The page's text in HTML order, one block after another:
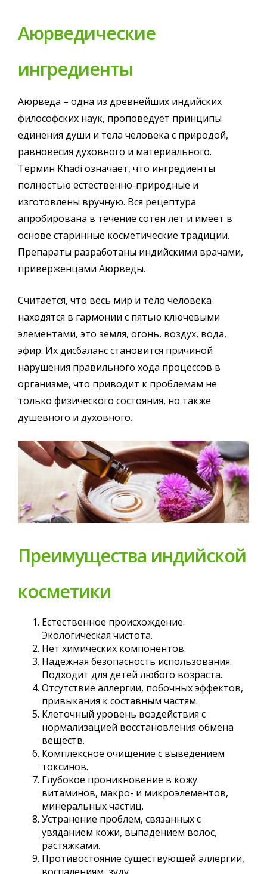
Аюрведические
ингредиенты
Аюрведа – одна из древнейших индийских
философских наук, проповедует принципы
единения души и тела человека с природой,
равновесия духовного и материального.
Термин Khadi означает, что ингредиенты
полностью естественно-природные и
изготовлены вручную. Вся рецептура
апробирована в течение сотен лет и имеет в
основе старинные косметические традиции.
Препараты разработаны индийскими врачами,
приверженцами Аюрведы.
Считается, что весь мир и тело человека
находятся в гармонии с пятью ключевыми
элементами, это земля, огонь, воздух, вода,
эфир. Их дисбаланс становится причиной
нарушения правильного хода процессов в
организме, что приводит к проблемам не
только физического состояния, но также
душевного и духовного.
Преимущества индийской
косметики
Естественное происхождение.
Экологическая чистота.
Нет химических компонентов.
Надежная безопасность использования.
Подходит для детей любого возраста.
Отсутствие аллергии, побочных эффектов,
привыкания к составным частям.
Клеточный уровень воздействия с
нормализацией восстановления обмена
веществ.
Комплексное очищение с выведением
токсинов.
Глубокое проникновение в кожу
витаминов, макро- и микроэлементов,
минеральных частиц.
Устранение проблем, связанных с
увяданием кожи, выпадением волос,
растяжками.
Противостояние существующей аллергии,